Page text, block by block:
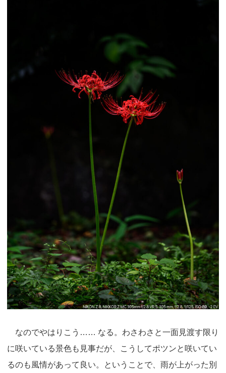
なのでやはりこう…… なる。わさわさと一面見渡す限り
に咲いている景色も見事だが、こうしてポツンと咲いてい
るのも風情があって良い。ということで、雨が上がった別